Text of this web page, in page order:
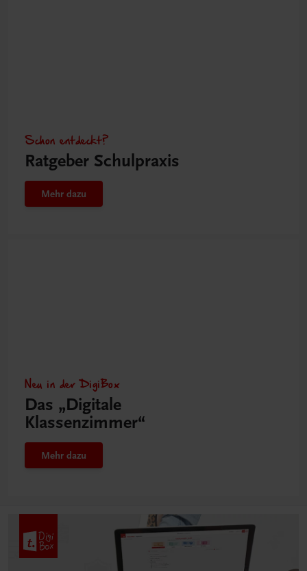
Schon entdeckt?
Ratgeber Schulpraxis
Mehr dazu
Neu in der DigiBox
Das „Digitale
Klassenzimmer“
Mehr dazu